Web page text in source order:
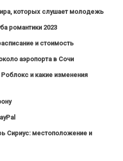
которых слушает молодежь
романтики 2023
и стоимость
аэропорта в Сочи
и какие изменения
Сириус: местоположение и